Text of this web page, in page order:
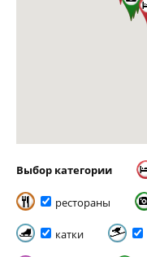
Выбор категории
рестораны
катки